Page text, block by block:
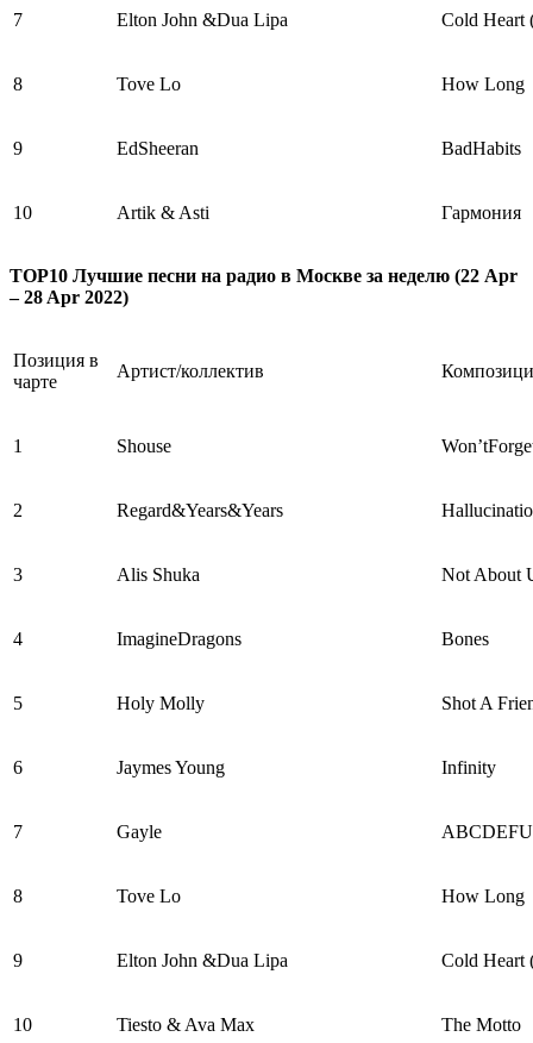
7 Elton John &Dua Lipa Cold Heart
8 Tove Lo How Long
9 EdSheeran BadHabits
10 Artik & Asti Гармония
TOP10 Лучшие песни на радио в Москве за неделю (22 Apr
– 28 Apr 2022)
Позиция в
чарте
Артист/коллектив
1 Shouse
2 Regard&Years&Years
3 Alis Shuka Not About
4 ImagineDragons Bones
5 Holy Molly Shot A
6 Jaymes Young Infinity
7 Gayle ABCDEFU
8 Tove Lo How Long
9 Elton John &Dua Lipa Cold Heart
10 Tiesto & Ava Max The Motto